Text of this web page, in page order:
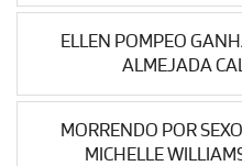
ELLEN POMPEO
ALMEJADA
MORRENDO POR
MICHELLE